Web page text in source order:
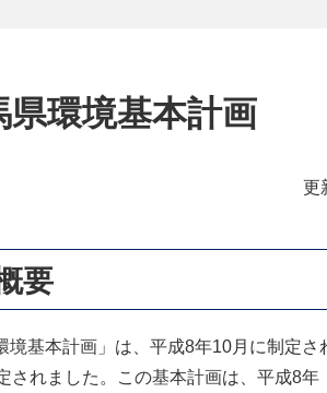
環境基本計画
更
要
基本計画」は、平成8年10月に制定さ
されました。この基本計画は、平成8年